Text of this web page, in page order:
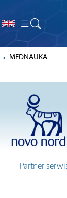
MEDNAUKA
Partner